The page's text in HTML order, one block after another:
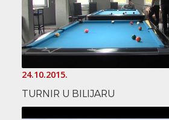
24.10.2015.
TURNIR U BILIJARU